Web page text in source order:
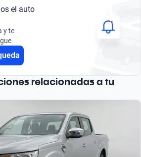
el auto
y te
relacionadas a tu